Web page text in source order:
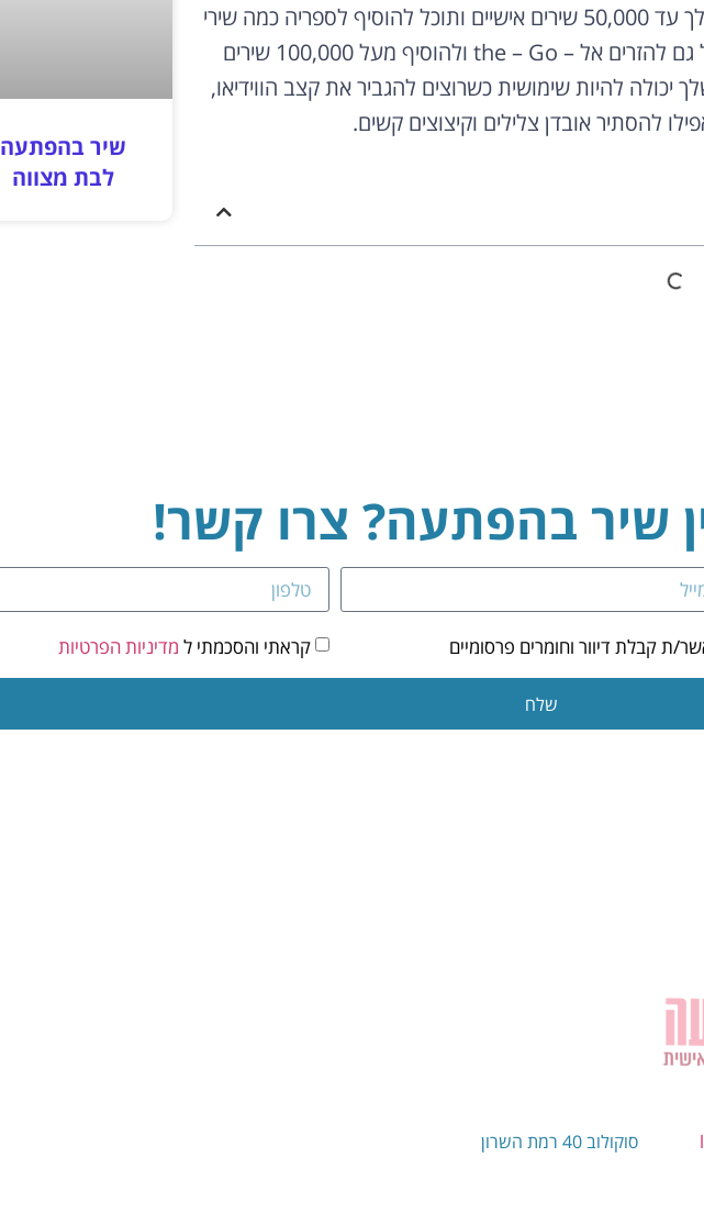
Google Play מוזיקה תוכל להעלות לספריית Play שלך עד 50,000 שירים אישיים ותוכל להוסיף לספריה כמה שירי
מנוי ושירים שנרכשו. עם YouTube Music אני יכול גם להזרים אל – the – Go ולהוסיף מעל 100,000 שירים
יכולה להיות שימושית כשרוצים להגביר את קצב הווידיאו,
להסתיר אובדן צלילים וקיצוצים קשים.
שיר בהפתעה
לבת מצווה
שיר בהפתעה? צרו קשר!
ת קבלת דיוור וחומרים פרסומיים קראתי והסכמתי ל מדיניות הפרטיות
שלח
סוקולוב 40 רמת השרון